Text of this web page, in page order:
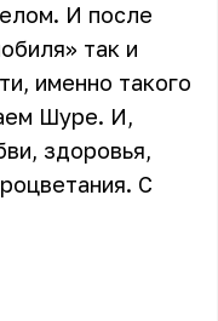
И после
» так и
именно такого
Шуре. И,
здоровья,
С